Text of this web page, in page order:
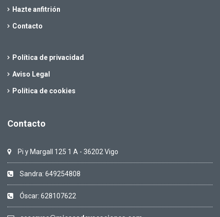
Hazte anfitrión
Contacto
Política de privacidad
Aviso Legal
Política de cookies
Contacto
Pi y Margall 125 1 A - 36202 Vigo
Sandra: 649254808
Óscar: 628107622